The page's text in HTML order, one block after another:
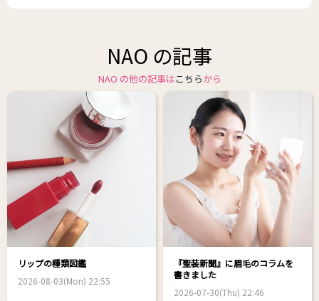
NAO の記事
NAO の他の記事はこちらから
リップの種類図鑑
2026-08-03(Mon) 22:55
『聖装新聞』に眉毛のコラムを
書きました
2026-07-30(Thu) 22:46